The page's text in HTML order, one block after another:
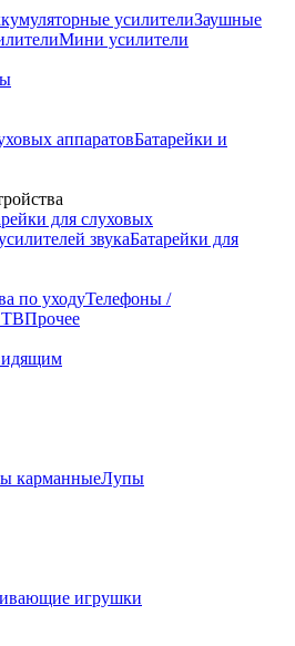
усилителиЗаушные
Мини усилители
аппаратовБатарейки и
для слуховых
звукаБатарейки для
по уходуТелефоны /
ТВПрочее
карманныеЛупы
игрушки